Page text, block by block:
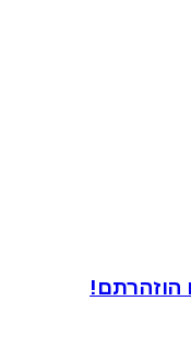
הוזהרתם!